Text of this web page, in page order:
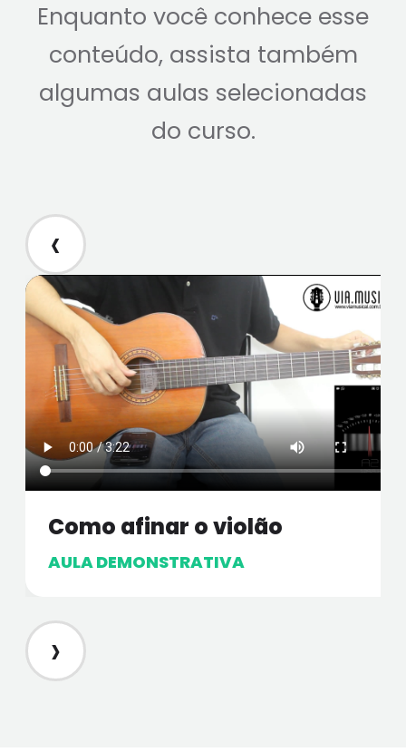
Enquanto você conhece esse
conteúdo, assista também
algumas aulas selecionadas
do curso.
‹
Como afinar o violão
AULA DEMONSTRATIVA
›